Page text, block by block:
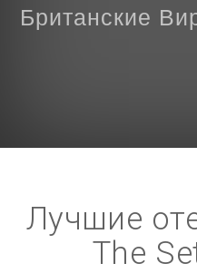
Британские
Лучшие
The